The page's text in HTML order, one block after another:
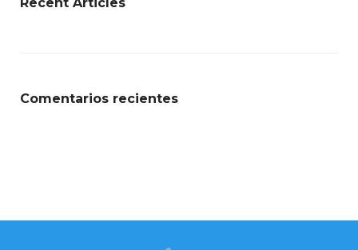
Comentarios recientes